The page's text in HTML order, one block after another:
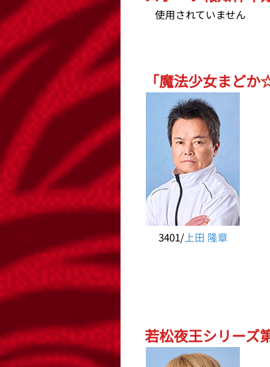
使用されていません
「魔法少女まど
3401/上田 隆章
若松夜王シリーズ